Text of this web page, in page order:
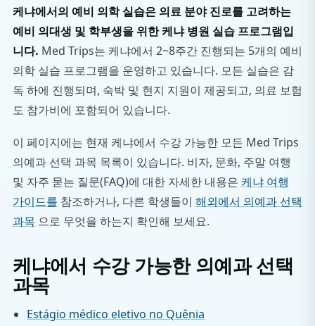
케냐에서의 예비 의학 실습은 의료 분야 진로를 고려하는
예비 의대생 및 학부생을 위한 케냐 병원 실습 프로그램입
니다. Med Trips는 케냐에서 2~8주간 진행되는 5개의 예비
의학 실습 프로그램을 운영하고 있습니다. 모든 실습은 감
독 하에 진행되며, 숙박 및 현지 지원이 제공되고, 의료 보험
도 참가비에 포함되어 있습니다.
이 페이지에는 현재 케냐에서 수강 가능한 모든 Med Trips
의예과 선택 과목 목록이 있습니다. 비자, 문화, 주말 여행
및 자주 묻는 질문(FAQ)에 대한 자세한 내용은 케냐 여행
가이드를 참조하거나, 다른 학생들이 해외에서 의예과 선택
과목 으로 무엇을 하는지 확인해 보세요.
케냐에서 수강 가능한 의예과 선택
과목
Estágio médico eletivo no Quênia